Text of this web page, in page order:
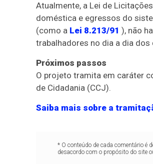
Atualmente, a Lei de
doméstica e egressos do
(como a Lei 8.213/91 ), não
trabalhadores no dia a dia
Próximos passos
O projeto tramita em caráter
de Cidadania (CCJ).
Saiba mais sobre a
* O conteúdo de cada comentário é
desacordo com o propósito do site